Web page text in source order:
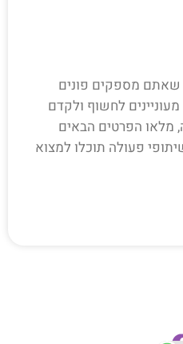
שאתם מספקים פונים
לחשוף ולקדם
מלאו הפרטים הבאים
פעולה תוכלו למצוא